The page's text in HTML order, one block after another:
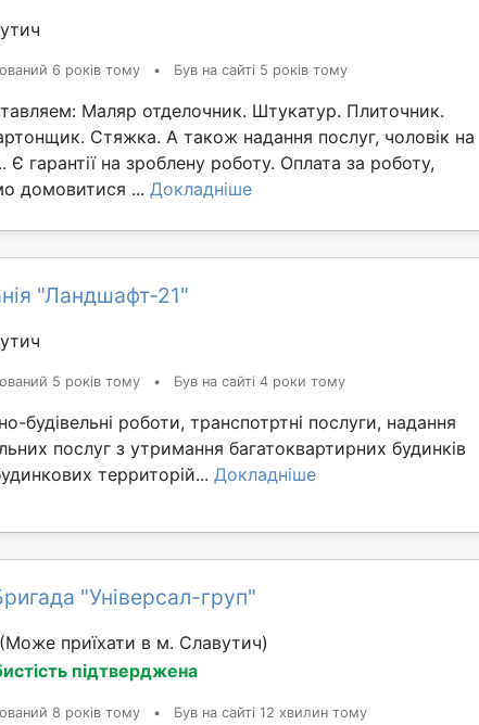
6 років тому • Був на сайті 5 років тому
Маляр отделочник. Штукатур. Плиточник.
Стяжка. А також надання послуг, чоловік на
Є гарантії на зроблену роботу. Оплата за роботу,
домовитися ... Докладніше
"Ландшафт-21"
5 років тому • Був на сайті 4 роки тому
будівельні роботи, транспотртні послуги, надання
послуг з утримання багатоквартирних будинків
территорій... Докладніше
"Універсал-груп"
(Може приїхати в м. Славутич)
підтверджена
8 років тому • Був на сайті 12 хвилин тому